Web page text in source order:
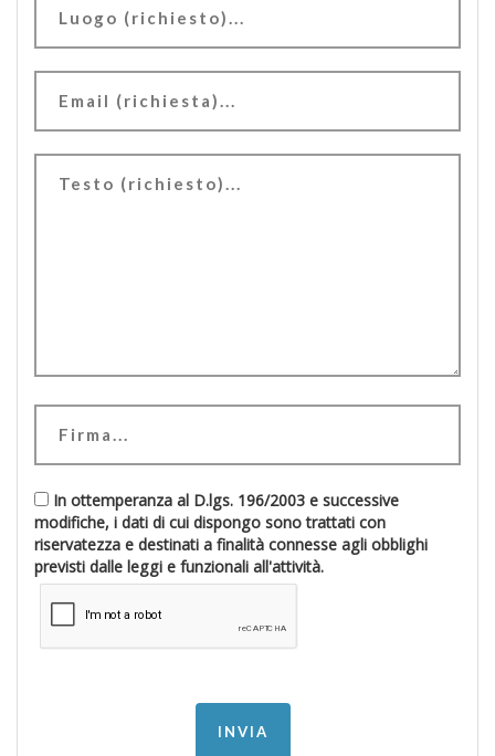
In ottemperanza al D.lgs. 196/2003 e successive
modifiche, i dati di cui dispongo sono trattati con
riservatezza e destinati a finalità connesse agli obblighi
previsti dalle leggi e funzionali all'attività.